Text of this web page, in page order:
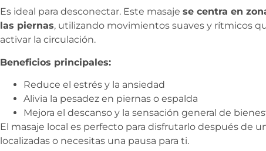
Es ideal para desconectar. Este masaje se centra en
las piernas, utilizando movimientos suaves y rítmicos
activar la circulación.
Beneficios principales:
Reduce el estrés y la ansiedad
Alivia la pesadez en piernas o espalda
Mejora el descanso y la sensación general de
El masaje local es perfecto para disfrutarlo después de
localizadas o necesitas una pausa para ti.